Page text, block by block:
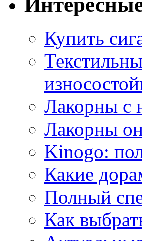
Купить
Лакорны с
Лакорны
Kinogo:
Какие
Полный
Как